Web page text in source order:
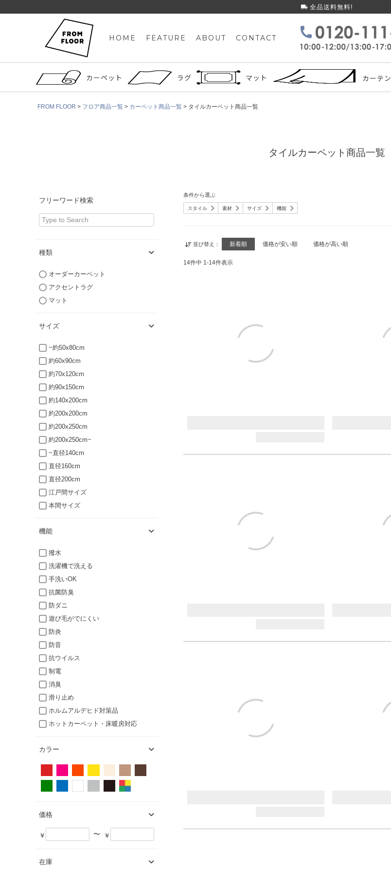
全品送料無料!
HOME FEATURE ABOUT CONTACT 検索
カーペット ラグ マット カーテン
FROM FLOOR フロア商品一覧 カーペット商品一覧 タイルカーペット商品一覧
タイルカーペット商品一覧
フリーワード検索
種類
オーダーカーペット
アクセントラグ
マット
サイズ
~約50x80cm
約60x90cm
約70x120cm
約90x150cm
約140x200cm
約200x200cm
約200x250cm
約200x250cm~
~直径140cm
直径160cm
直径200cm
江戸間サイズ
本間サイズ
機能
撥水
洗濯機で洗える
手洗いOK
抗菌防臭
防ダニ
遊び毛がでにくい
防炎
防音
抗ウイルス
制電
消臭
滑り止め
ホルムアルデヒド対策品
ホットカーペット・床暖房対応
カラー
価格
￥ 〜 ￥
在庫
条件から選ぶ
スタイル 素材 サイズ 機能
並び替え 新着順 価格が安い順 価格が高い順
14件中 1-14件表示